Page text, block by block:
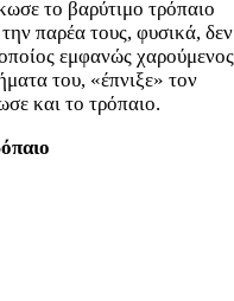
το βαρύτιμο τρόπαιο
παρέα τους, φυσικά, δεν
εμφανώς χαρούμενος
του, «έπνιξε» τον
και το τρόπαιο.